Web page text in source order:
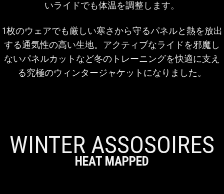
いライドでも体温を調整します。
1枚のウェアでも厳しい寒さから守るパネルと熱を放出
する通気性の高い生地。アクティブなライドを邪魔し
ないパネルカットなど冬のトレーニングを快適に支え
る究極のウィンタージャケットになりました。
WINTER ASSOSOIRES
HEAT MAPPED